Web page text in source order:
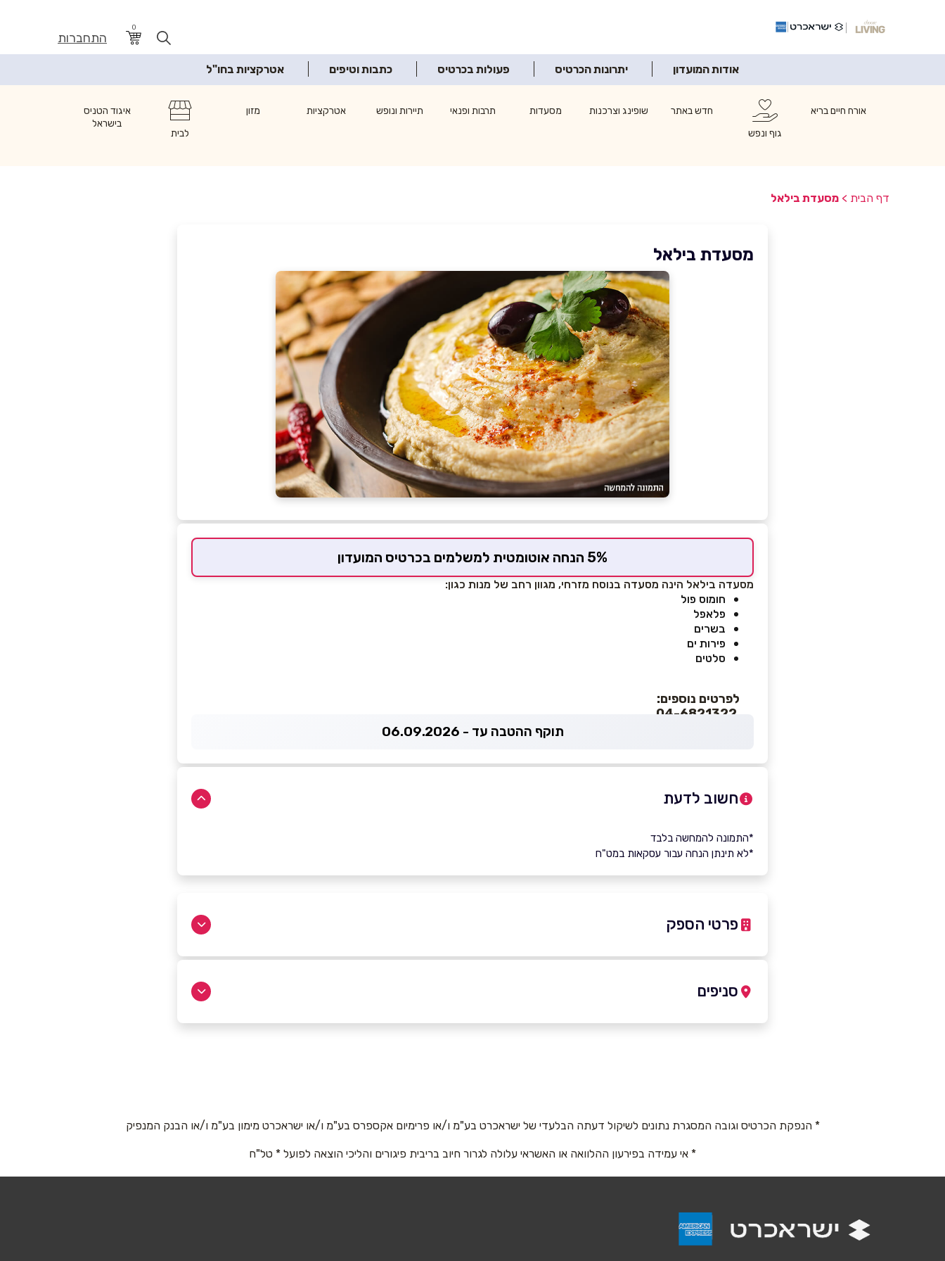
0
התחברות
אודות המועדון יתרונות הכרטיס פעולות בכרטיס כתבות וטיפים אטרקציות בחו"ל
אורח חיים בריא
גוף ונפש
חדש באתר שופינג וצרכנות מסעדות תרבות ופנאי תיירות ונופש אטרקציות
מזון
לבית
איגוד הטניס
בישראל
דף הבית > מסעדת בילאל
מסעדת בילאל
5% הנחה אוטומטית למשלמים בכרטיס המועדון
מסעדה בילאל הינה מסעדה בנוסח מזרחי, מגוון רחב של מנות כגון:
חומוס פול
פלאפל
בשרים
פירות ים
סלטים
לפרטים נוספים:
תוקף ההטבה עד - 06.09.2026
חשוב לדעת
*התמונה להמחשה בלבד
*לא תינתן הנחה עבור עסקאות במט"ח
פרטי הספק
נושא*
אנא חזרו אלי בקשר ל...
סניפים
* הנפקת הכרטיס וגובה המסגרת נתונים לשיקול דעתה הבלעדי של ישראכרט בע"מ ו/או פרימיום אקספרס בע"מ ו/או ישראכרט מימון בע"מ ו/או הבנק המנפיק
* אי עמידה בפירעון ההלוואה או האשראי עלולה לגרור חיוב בריבית פיגורים והליכי הוצאה לפועל * טל"ח